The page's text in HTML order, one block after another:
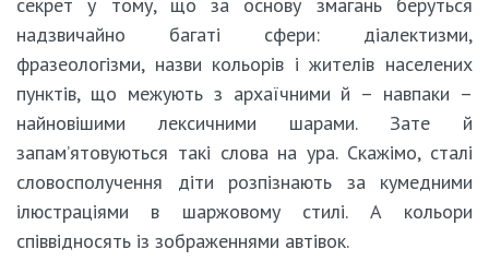
надзвичайно багаті сфери: діалектизми,
фразеологізми, назви кольорів і жителів населених
пунктів, що межують з архаїчними й – навпаки –
найновішими лексичними шарами. Зате й
запам’ятовуються такі слова на ура. Скажімо, сталі
словосполучення діти розпізнають за кумедними
ілюстраціями в шаржовому стилі. А кольори
співвідносять із зображеннями автівок.